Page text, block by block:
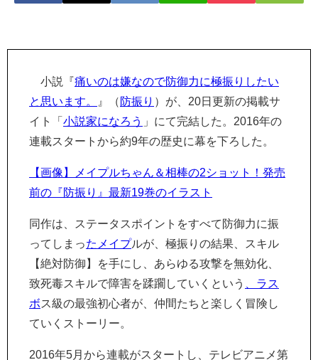
小説『痛いのは嫌なので防御力に極振りしたい
と思います。
』（ 防振り ）が、20日更新の掲載サ
イト「 小説家になろう
」にて完結した。2016年の
連載スタートから約9年の歴史に幕を下ろした。
【画像】メイプルちゃん＆相棒の2ショット！発売
前の『防振り』最新19巻のイラスト
同作は、ステータスポイントをすべて防御力に振
ってしまったメイプルが、極振りの結果、スキル
【絶対防御】を手にし、あらゆる攻撃を無効化、
致死毒スキルで障害を蹂躙していくという
、ラス
ボス級の最強初心者が、仲間たちと楽しく冒険し
ていくストーリー。
2016年5月から連載がスタートし、テレビアニメ第